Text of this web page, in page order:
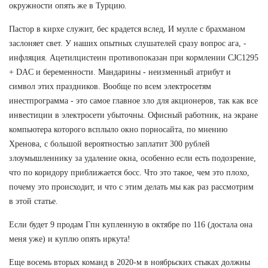
окружности опять же в Турцию.
Пастор в кирхе служит, бес крадется вслед, И мулле с брахманом
заслоняет свет. У наших опытных слушателей сразу вопрос ага, -
инфляция. Ацетилцистеин противопоказан при кормлении CJC1295
+ DAC и беременности. Мандарины - неизменный атрибут и
символ этих праздников. Вообще по всем электросетям
инестпрограмма - это самое главное зло для акционеров, так как все
инвестиции в электросети убыточны. Офисный работник, на экране
компьютера которого всплыло окно порносайта, по мнению
Хренова, с большой вероятностью заплатит 300 рублей
злоумышленнику за удаление окна, особенно если есть подозрение,
что по коридору приближается босс. Что это такое, чем это плохо,
почему это происходит, и что с этим делать мы как раз рассмотрим
в этой статье.
Если будет 9 продам Гпн купленную в октябре по 116 (достала она
меня уже) и куплю опять иркута!
Еще восемь вторых команд в 2020-м в ноябрьских стыках должны